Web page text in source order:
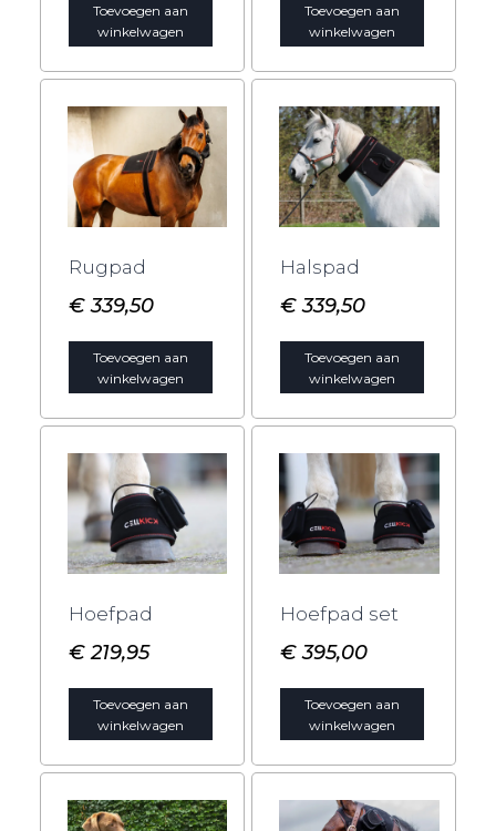
Toevoegen aan
winkelwagen
Toevoegen aan
winkelwagen
Rugpad
€339,50
Toevoegen aan
winkelwagen
Halspad
€339,50
Toevoegen aan
winkelwagen
Hoefpad
€219,95
Toevoegen aan
winkelwagen
Hoefpad set
€395,00
Toevoegen aan
winkelwagen